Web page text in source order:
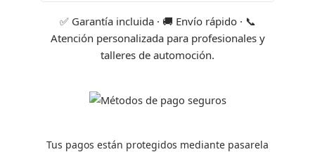
✅ Garantía incluida · 🚚 Envío rápido · 📞
Atención personalizada para profesionales y
talleres de automoción.
Tus pagos están protegidos mediante pasarela